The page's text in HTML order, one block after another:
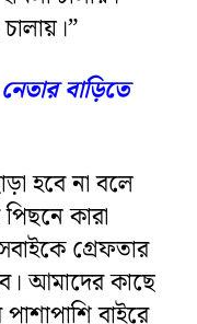
বাড়িতে
হবে না বলে
কারা
গ্রেফতার
আমাদের কাছে
বাইরে